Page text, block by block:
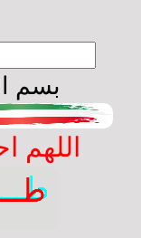
بسم
اللهم